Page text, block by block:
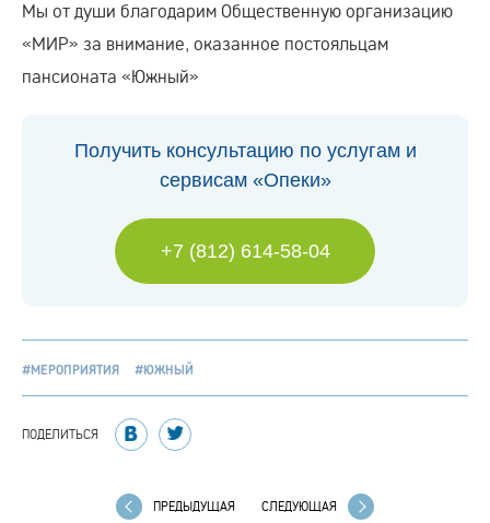
Мы от души благодарим Общественную организацию
«МИР» за внимание, оказанное постояльцам
пансионата «Южный»
Получить консультацию по услугам и
сервисам «Опеки»
+7 (812) 614-58-04
#МЕРОПРИЯТИЯ #ЮЖНЫЙ
ПОДЕЛИТЬСЯ
ПРЕДЫДУЩАЯ СЛЕДУЮЩАЯ